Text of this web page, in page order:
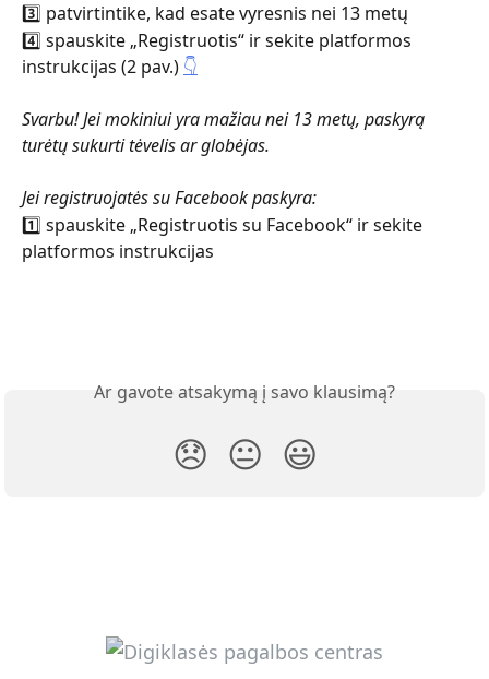
3️⃣ patvirtintike, kad esate vyresnis nei 13 metų
4️⃣ spauskite „Registruotis“ ir sekite platformos
instrukcijas (2 pav.) 👇
Svarbu! Jei mokiniui yra mažiau nei 13 metų, paskyrą
turėtų sukurti tėvelis ar globėjas.
Jei registruojatės su Facebook paskyra:
1️⃣ spauskite „Registruotis su Facebook“ ir sekite
platformos instrukcijas
Ar gavote atsakymą į savo klausimą?
😞 😐 😃